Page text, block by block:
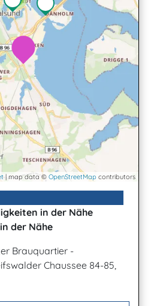
| map data © OpenStreetMap contributors
in der Nähe
der Nähe
Brauquartier -
Chaussee 84-85,